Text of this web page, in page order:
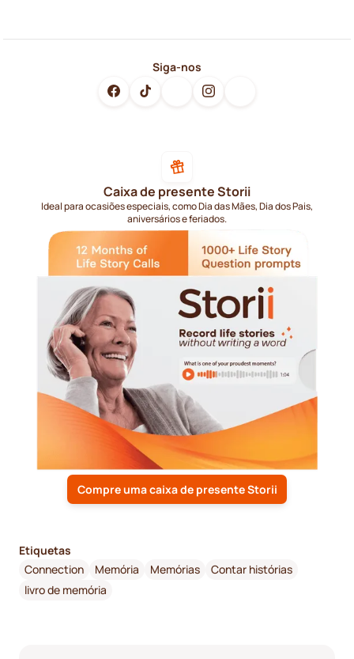
Siga-nos
Caixa de presente Storii
Ideal para ocasiões especiais, como Dia das Mães, Dia dos Pais,
aniversários e feriados.
Compre uma caixa de presente Storii
Etiquetas
Connection
Memória Memórias
Contar histórias
livro de memória